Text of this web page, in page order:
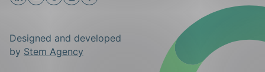
Designed and developed
by Stem Agency